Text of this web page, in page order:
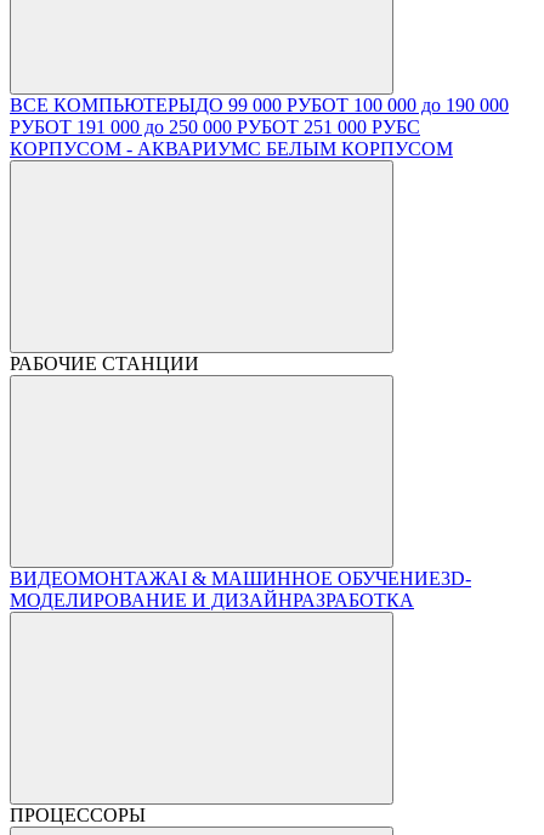
ВСЕ КОМПЬЮТЕРЫДО 99 000 РУБОТ 100 000 до 190 000
РУБОТ 191 000 до 250 000 РУБОТ 251 000 РУБС
КОРПУСОМ - АКВАРИУМС БЕЛЫМ КОРПУСОМ
РАБОЧИЕ СТАНЦИИ
ВИДЕОМОНТАЖAI & МАШИННОЕ ОБУЧЕНИЕ3D-
МОДЕЛИРОВАНИЕ И ДИЗАЙНРАЗРАБОТКА
ПРОЦЕССОРЫ